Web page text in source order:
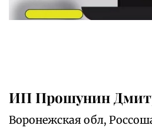
ИП Прошунин
Воронежская обл,